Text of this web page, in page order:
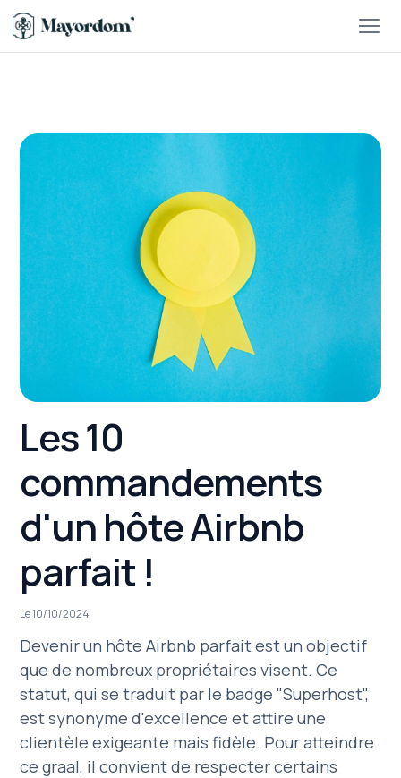
Les 10
commandements
d'un hôte Airbnb
parfait !
Le 10/10/2024
Devenir un hôte Airbnb parfait est un objectif
que de nombreux propriétaires visent. Ce
statut, qui se traduit par le badge "Superhost",
est synonyme d'excellence et attire une
clientèle exigeante mais fidèle. Pour atteindre
ce graal, il convient de respecter certains